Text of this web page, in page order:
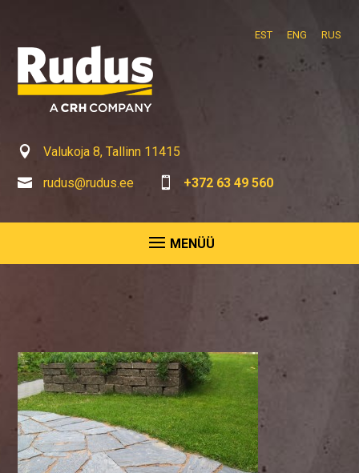
EST ENG RUS
 Valukoja 8, Tallinn 11415
 rudus@rudus.ee  +372 63 49 560